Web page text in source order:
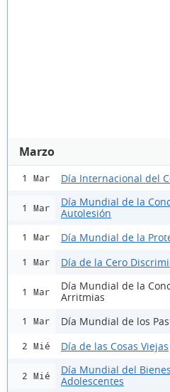
Marzo
1 Mar Día Internacional del
1 Mar
Día Mundial de la
Autolesión
1 Mar Día Mundial de la
1 Mar Día de la Cero
1 Mar
Día Mundial de la
Arritmias
1 Mar Día Mundial de los
2 Mié Día de las Cosas Viejas
2 Mié
Día Mundial del
Adolescentes